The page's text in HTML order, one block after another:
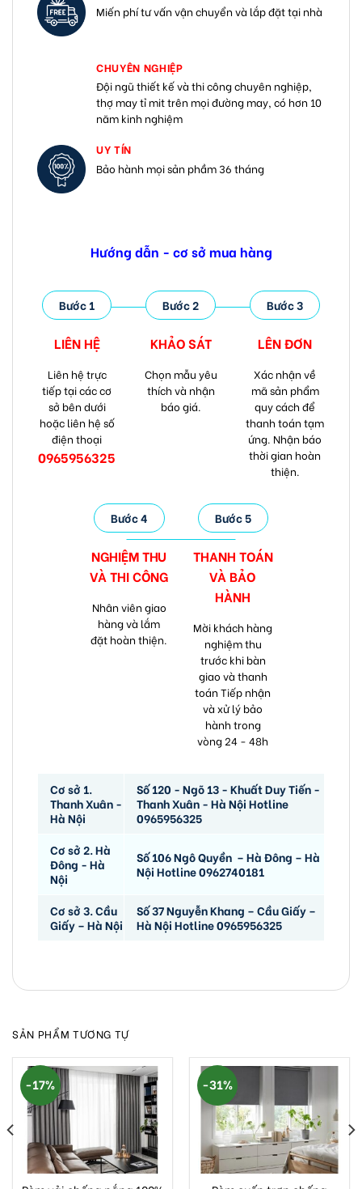
Miến phí tư vấn vận chuyển và lắp đặt tại nhà
CHUYÊN NGHIỆP
Đội ngũ thiết kế và thi công chuyên nghiệp,
thợ may tỉ mit trên mọi đường may, có hơn 10
năm kinh nghiệm
UY TÍN
Bảo hành mọi sản phầm 36 tháng
Hướng dẫn - cơ sở mua hàng
Bước 1
LIÊN HỆ
Liên hệ trực
tiếp tại các cơ
sở bên dưới
hoặc liên hệ số
điện thoại
0965956325
Bước 2
KHẢO SÁT
Chọn mẫu yêu
thích và nhận
báo giá.
Bước 3
LÊN ĐƠN
Xác nhận về
mã sản phẩm
quy cách để
thanh toán tạm
ứng. Nhận báo
thời gian hoàn
thiện.
Bước 4
NGHIỆM THU
VÀ THI CÔNG
Nhân viên giao
hàng và lắm
đặt hoàn thiện.
Bước 5
THANH TOÁN
VÀ BẢO
HÀNH
Mời khách hàng
nghiệm thu
trước khi bàn
giao và thanh
toán Tiếp nhận
và xử lý bảo
hành trong
vòng 24 - 48h
Cơ sở 1.
Thanh Xuân -
Hà Nội
Số 120 - Ngõ 13 - Khuất Duy Tiến -
Thanh Xuân - Hà Nội Hotline
0965956325
Cơ sở 2. Hà
Đông - Hà
Nội
Số 106 Ngô Quyền – Hà Đông – Hà
Nội Hotline 0962740181
Cơ sở 3. Cầu
Giấy – Hà Nội
Số 37 Nguyễn Khang – Cầu Giấy –
Hà Nội Hotline 0965956325
SẢN PHẨM TƯƠNG TỰ
-17% -31%